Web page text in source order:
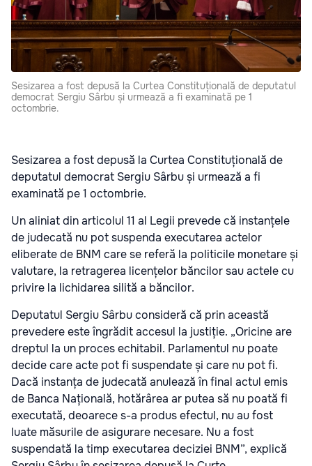
Sesizarea a fost depusă la Curtea Constituțională de deputatul
democrat Sergiu Sârbu și urmează a fi examinată pe 1
octombrie.
Sesizarea a fost depusă la Curtea Constituțională de
deputatul democrat Sergiu Sârbu și urmează a fi
examinată pe 1 octombrie.
Un aliniat din articolul 11 al Legii prevede că instanțele
de judecată nu pot suspenda executarea actelor
eliberate de BNM care se referă la politicile monetare și
valutare, la retragerea licențelor băncilor sau actele cu
privire la lichidarea silită a băncilor.
Deputatul Sergiu Sârbu consideră că prin această
prevedere este îngrădit accesul la justiție. „Oricine are
dreptul la un proces echitabil. Parlamentul nu poate
decide care acte pot fi suspendate și care nu pot fi.
Dacă instanța de judecată anulează în final actul emis
de Banca Națională, hotărârea ar putea să nu poată fi
executată, deoarece s-a produs efectul, nu au fost
luate măsurile de asigurare necesare. Nu a fost
suspendată la timp executarea deciziei BNM”, explică